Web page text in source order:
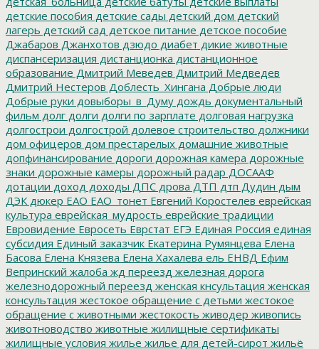
детские пособия детские сады детский дом детский
лагерь детский сад детское питание детское пособие
Джабаров Джанхотов дзюдо диабет дикие животные
диспансеризация дистанционка дистанционное
образование Дмитрий Меведев Дмитрий Медведев
Дмитрий Нестеров Доблесть_Хингана Добрые люди
Добрые руки довыборы_в_Думу дождь документальный
фильм долг долги долги по зарплате долговая нагрузка
долгострои долгострой долевое строительство должники
дом офицеров дом престарелых домашние животные
допфинансирование дороги дорожная камера дорожные
знаки дорожные камеры дорожный радар ДОСААФ
дотации доход доходы ДПС дрова ДТП дтп Дудин дым
ДЭК дюкер ЕАО ЕАО_тонет Евгений Коростелев еврейская
культура еврейская_мудрость еврейские традиции
Евровидение Евросеть Еврстат ЕГЭ Единая Россия единая
субсидия Единый заказчик Екатерина Румянцева Елена
Басова Елена Князева Елена Хахалева ель ЕНВД Ефим
Вепринский жалоба жд переезд железная дорога
железнодорожный переезд женская кнсультация женская
консультация жестокое обращение с детьми жестокое
обращение с животными жестокость живодер живопись
животноводство животные жилищные сертификаты
жилищные условия жилье жилье для детей-сирот жильё